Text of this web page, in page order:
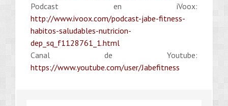
Podcast en iVoox:
http://www.ivoox.com/podcast-jabe-fitness-
habitos-saludables-nutricion-
dep_sq_f1128761_1.html
Canal de Youtube:
https://www.youtube.com/user/Jabefitness